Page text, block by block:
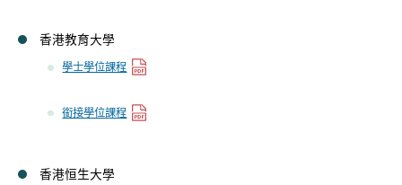
香港教育大學
學士學位課程
銜接學位課程
香港恒生大學